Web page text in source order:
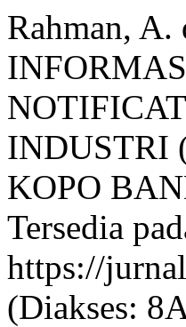
Rahman,
INDUSTRI
KOPO
Tersedia
https://
(Diakses: